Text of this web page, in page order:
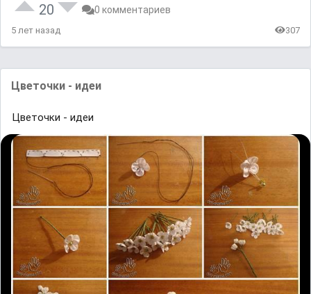
20 0 комментариев
5 лет назад 307
Цветочки - идеи
Цветочки - идеи